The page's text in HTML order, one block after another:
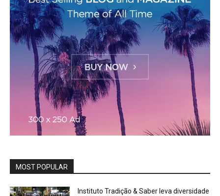
MOST POPULAR
Instituto Tradição & Saber leva diversidade